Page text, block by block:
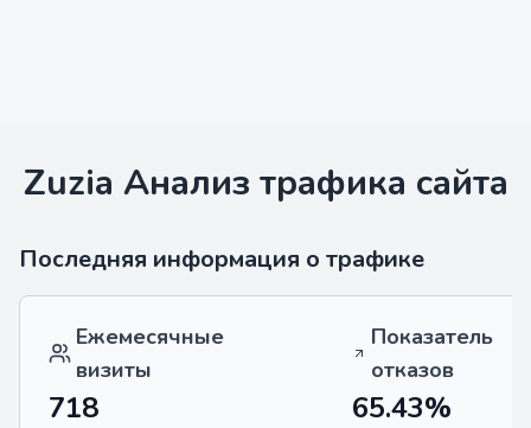
Zuzia Анализ трафика сайта
Последняя информация о трафике
Ежемесячные
визиты
Показатель
отказов
718 65.43%